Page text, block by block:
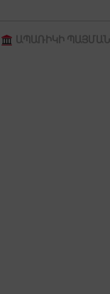
ԱՊԱՌԻԿԻ